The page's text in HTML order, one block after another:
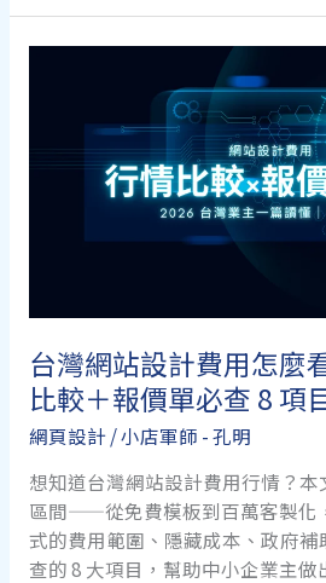
Google
評
連
結
與
5
條
政
策
紅
台灣網站設計費用怎麼
比較＋報價單必查 8 項
網頁設計/小店軍師 - 孔明
想知道台灣網站設計費用行情？本
區間——從免費模板到百萬客製化
式的費用範圍、隱藏成本、政府
查的 8 大項目，幫助中小企業主做